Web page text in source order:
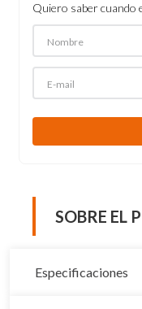
Quiero saber cuando
SOBRE EL
Especificaciones